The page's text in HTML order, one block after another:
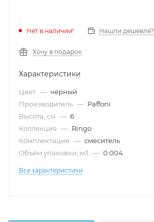
Нет в наличии! Нашли дешевле?
Хочу в подарок
Характеристики
Цвет — черный
Производитель — Paffoni
Высота, см — 6
Коллекция — Ringo
Комплектация — смеситель
Объём упаковки, м3 — 0.004
Все характеристики